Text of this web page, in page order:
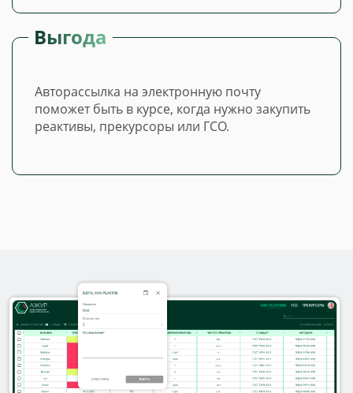
Выгода
Авторассылка на электронную почту
поможет быть в курсе, когда нужно закупить
реактивы, прекурсоры или ГСО.